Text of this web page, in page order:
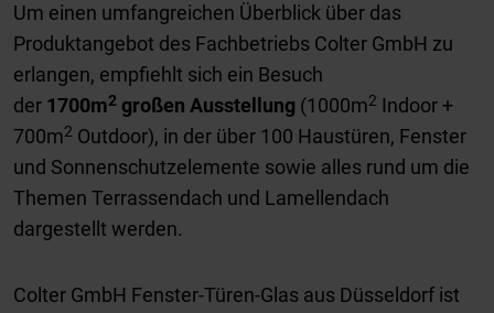
Um einen umfangreichen Überblick über das
Produktangebot des Fachbetriebs Colter GmbH zu
erlangen, empfiehlt sich ein Besuch
der 1700m2 großen Ausstellung (1000m2 Indoor +
700m2 Outdoor), in der über 100 Haustüren, Fenster
und Sonnenschutzelemente sowie alles rund um die
Themen Terrassendach und Lamellendach
dargestellt werden.
Colter GmbH Fenster-Türen-Glas aus Düsseldorf ist